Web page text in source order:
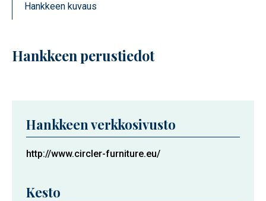
Hankkeen kuvaus
Hankkeen perustiedot
Hankkeen verkkosivusto
http://www.circler-furniture.eu/
Kesto